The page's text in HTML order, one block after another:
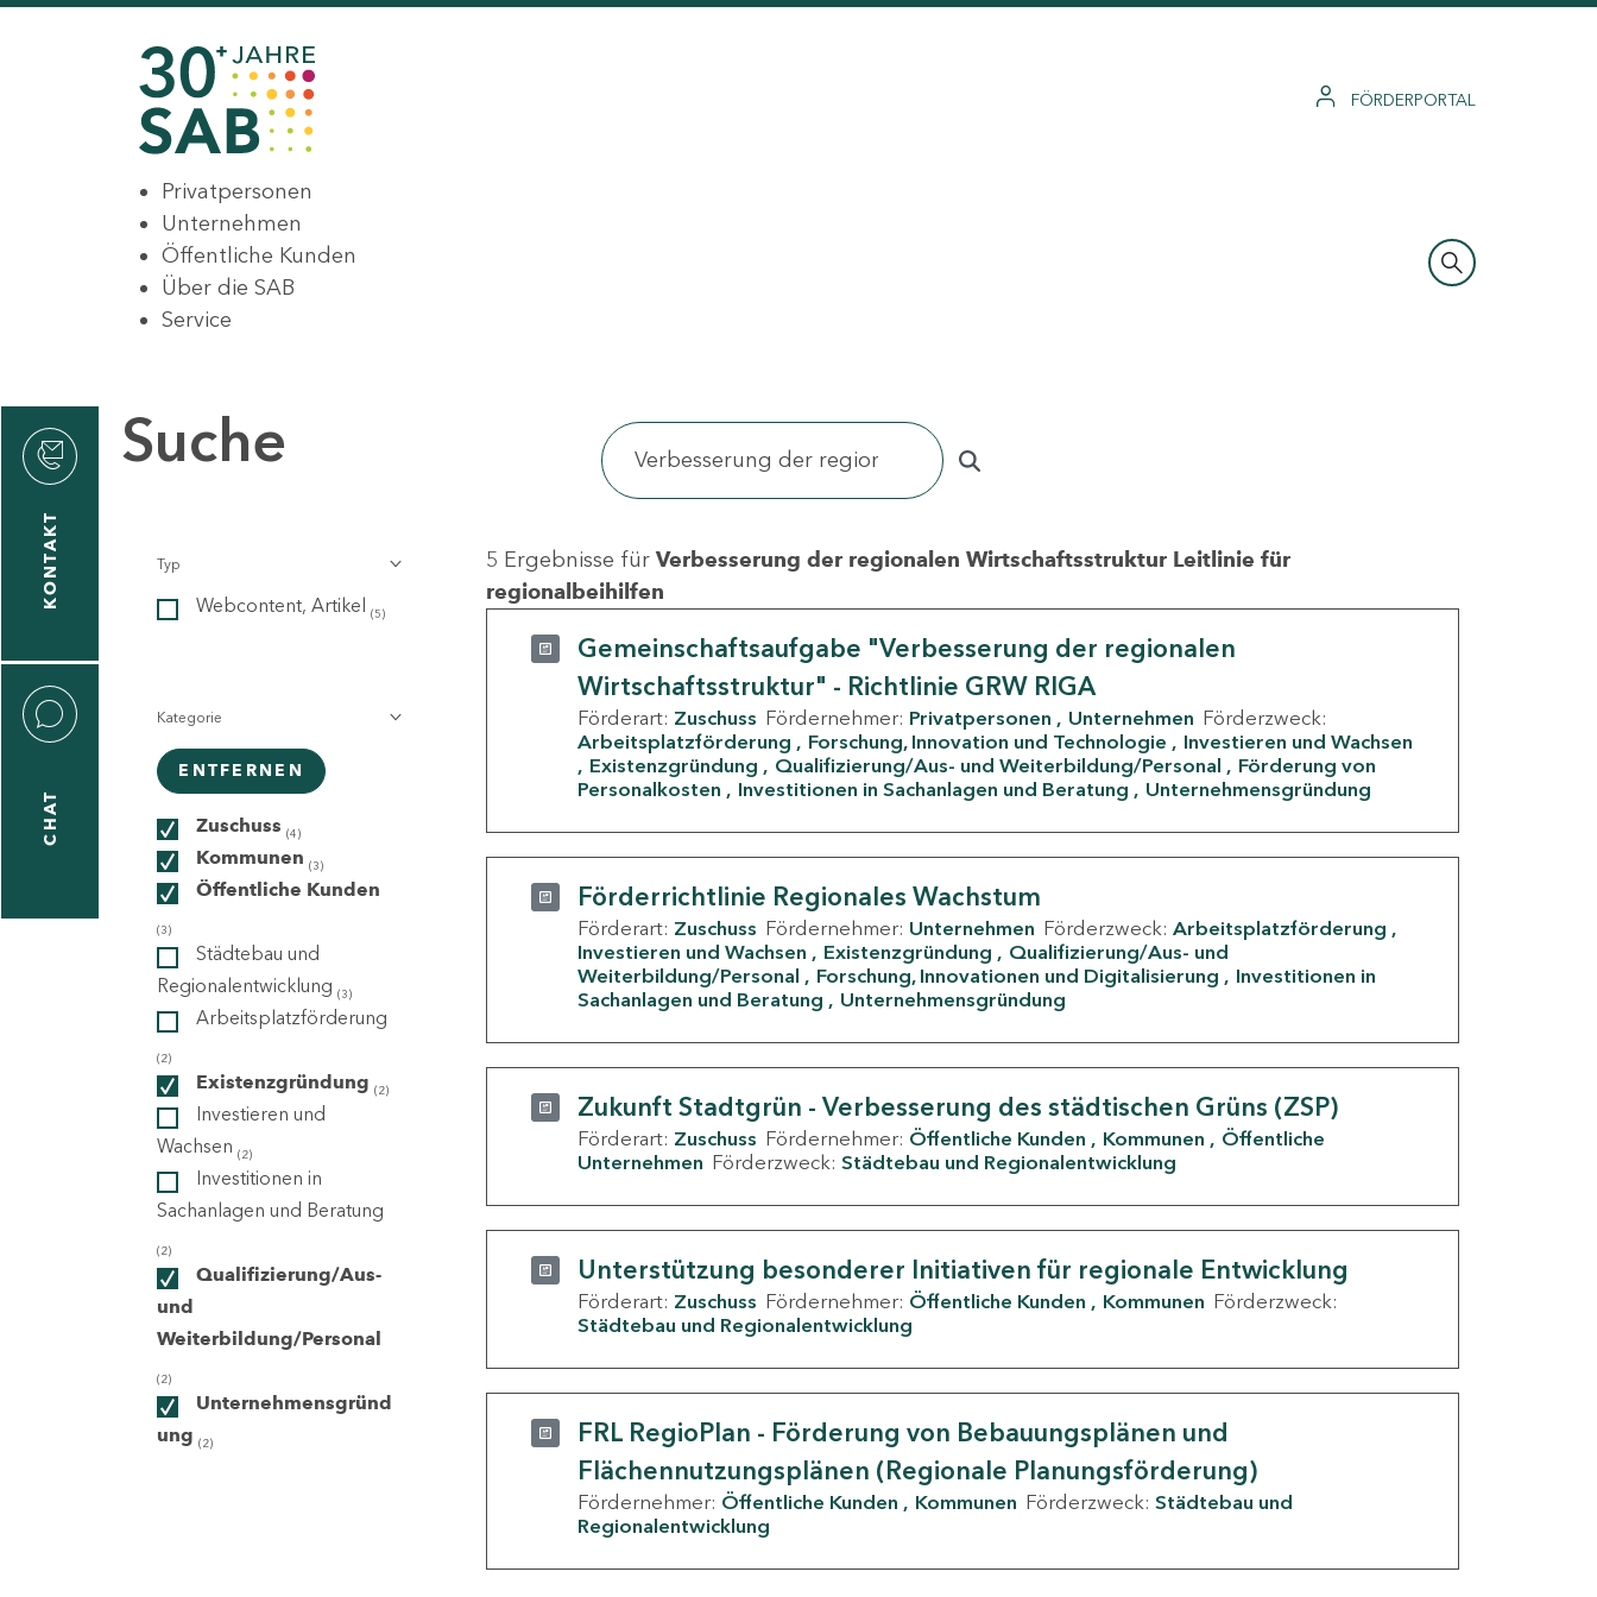
FÖRDERPORTAL
Privatpersonen
Unternehmen
Öffentliche Kunden
Über die SAB
Service
KONTAKT
CHAT
Suche
Typ
Webcontent, Artikel (5)
Kategorie
ENTFERNEN
Zuschuss (4)
Kommunen (3)
Öffentliche Kunden
(3)
Städtebau und
Regionalentwicklung (3)
Arbeitsplatzförderung
(2)
Existenzgründung (2)
Investieren und
Wachsen (2)
Investitionen in
Sachanlagen und Beratung
(2)
Qualifizierung/Aus-
und
Weiterbildung/Personal
(2)
Unternehmensgründ
ung (2)
5 Ergebnisse für Verbesserung der regionalen Wirtschaftsstruktur Leitlinie für
regionalbeihilfen
Gemeinschaftsaufgabe "Verbesserung der regionalen
Wirtschaftsstruktur" - Richtlinie GRW RIGA
Förderart: Zuschuss Fördernehmer: Privatpersonen Unternehmen Förderzweck:
Arbeitsplatzförderung
Forschung, Innovation und Technologie
Investieren und Wachsen
Existenzgründung
Qualifizierung/Aus- und Weiterbildung/Personal
Förderung von
Personalkosten
Investitionen in Sachanlagen und Beratung Unternehmensgründung
Förderrichtlinie Regionales Wachstum
Förderart: Zuschuss Fördernehmer: Unternehmen Förderzweck: Arbeitsplatzförderung
Investieren und Wachsen
Existenzgründung
Qualifizierung/Aus- und
Weiterbildung/Personal
Forschung, Innovationen und Digitalisierung
Investitionen in
Sachanlagen und Beratung
Unternehmensgründung
Zukunft Stadtgrün - Verbesserung des städtischen Grüns (ZSP)
Förderart: Zuschuss Fördernehmer: Öffentliche Kunden Kommunen
Öffentliche
Unternehmen Förderzweck: Städtebau und Regionalentwicklung
Unterstützung besonderer Initiativen für regionale Entwicklung
Förderart: Zuschuss Fördernehmer: Öffentliche Kunden Kommunen Förderzweck:
Städtebau und Regionalentwicklung
FRL RegioPlan - Förderung von Bebauungsplänen und
Flächennutzungsplänen (Regionale Planungsförderung)
Fördernehmer: Öffentliche Kunden Kommunen Förderzweck: Städtebau und
Regionalentwicklung